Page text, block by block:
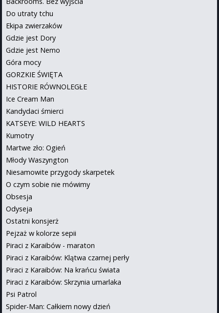
Do utraty tchu
Ekipa zwierzaków
Gdzie jest Dory
Gdzie jest Nemo
Góra mocy
GORZKIE ŚWIĘTA
HISTORIE RÓWNOLEGŁE
Ice Cream Man
Kandydaci śmierci
KATSEYE: WILD HEARTS
Kumotry
Martwe zło: Ogień
Młody Waszyngton
Niesamowite przygody skarpetek
O czym sobie nie mówimy
Obsesja
Odyseja
Ostatni konsjerż
Pejzaż w kolorze sepii
Piraci z Karaibów - maraton
Piraci z Karaibów: Klątwa czarnej perły
Piraci z Karaibów: Na krańcu świata
Piraci z Karaibów: Skrzynia umarlaka
Psi Patrol
Spider-Man: Całkiem nowy dzień